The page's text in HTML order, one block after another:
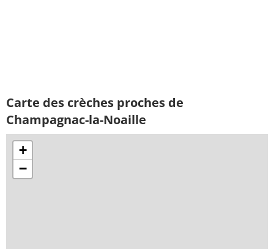
Carte des crèches proches de
Champagnac-la-Noaille
+
−